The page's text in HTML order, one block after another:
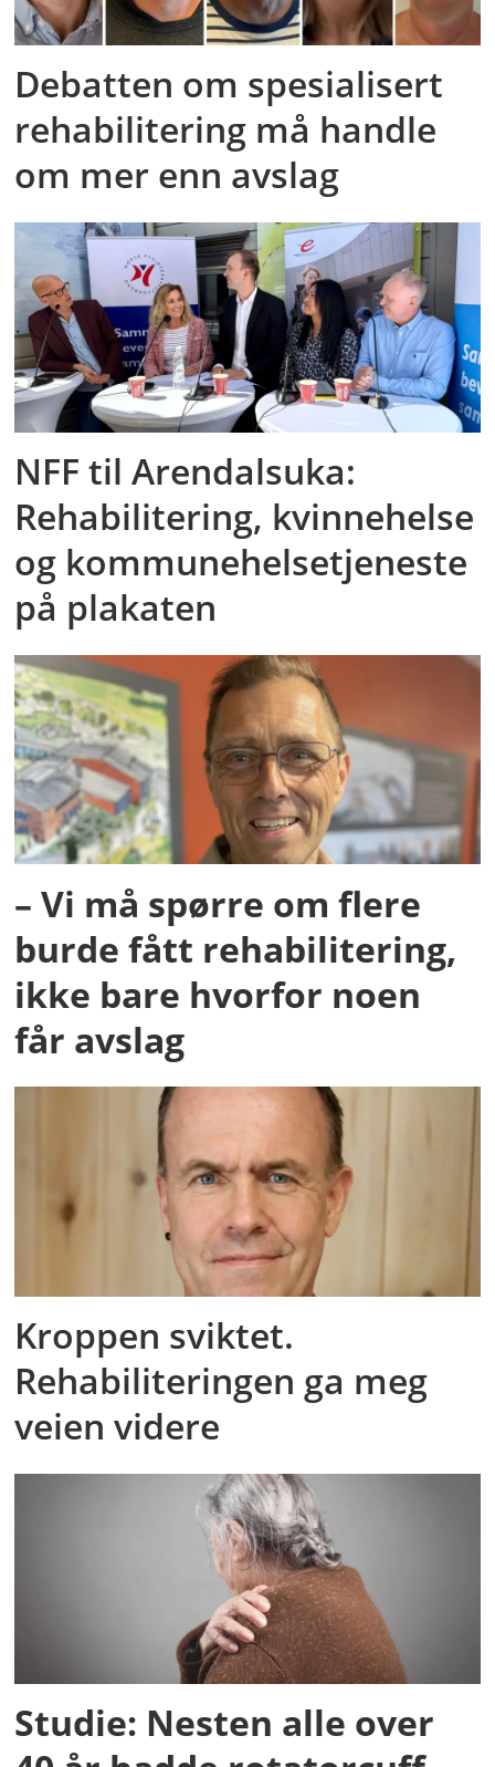
Debatten om spesialisert
rehabilitering må handle
om mer enn avslag
NFF til Arendalsuka:
Rehabilitering, kvinnehelse
og kommunehelsetjeneste
på plakaten
– Vi må spørre om flere
burde fått rehabilitering,
ikke bare hvorfor noen
får avslag
Kroppen sviktet.
Rehabiliteringen ga meg
veien videre
Studie: Nesten alle over